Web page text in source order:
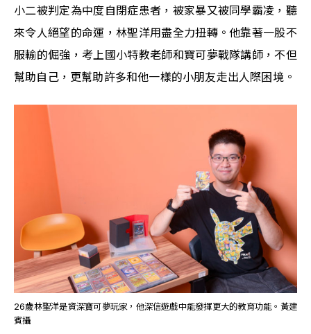
小二被判定為中度自閉症患者，被家暴又被同學霸凌，聽
來令人絕望的命運，林聖洋用盡全力扭轉。他靠著一股不
服輸的倔強，考上國小特教老師和寶可夢戰隊講師，不但
幫助自己，更幫助許多和他一樣的小朋友走出人際困境。
26歲林聖洋是資深寶可夢玩家，他深信遊戲中能發揮更大的教育功能。黃建
賓攝